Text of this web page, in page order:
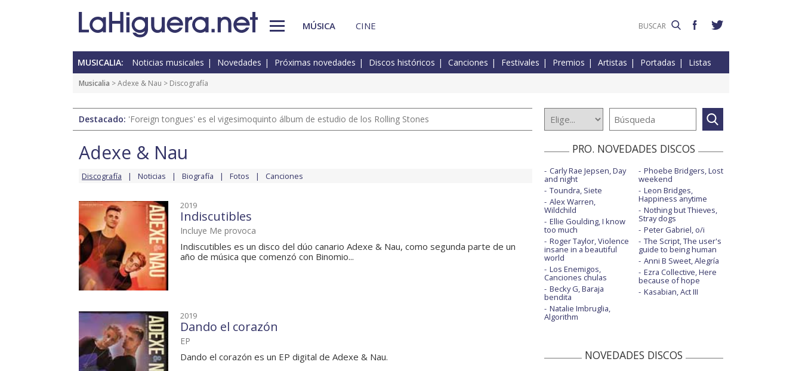
MÚSICA CINE
MUSICALIA: Noticias musicales Novedades Próximas novedades Discos históricos Canciones Festivales Premios Artistas Portadas Listas
Musicalia >Adexe & Nau > Discografía
Destacado: 'Foreign tongues' es el vigesimoquinto álbum de estudio de los Rolling Stones
Adexe & Nau
Discografía Noticias Biografía Fotos Canciones
2019
Indiscutibles
Incluye Me provoca
Indiscutibles es un disco del dúo canario Adexe & Nau, como segunda parte de un
año de música que comenzó con Binomio...
2019
Dando el corazón
EP
Dando el corazón es un EP digital de Adexe & Nau.
PRO. NOVEDADES DISCOS
Carly Rae Jepsen, Day
and night
Toundra, Siete
Alex Warren,
Wildchild
Ellie Goulding, I know
too much
Roger Taylor, Violence
insane in a beautiful
world
Los Enemigos,
Canciones chulas
Becky G, Baraja
bendita
Natalie Imbruglia,
Algorithm
Phoebe Bridgers, Lost
weekend
Leon Bridges,
Happiness anytime
Nothing but Thieves,
Stray dogs
Peter Gabriel, o/i
The Script, The user's
guide to being human
Anni B Sweet, Alegría
Ezra Collective, Here
because of hope
Kasabian, Act III
NOVEDADES DISCOS